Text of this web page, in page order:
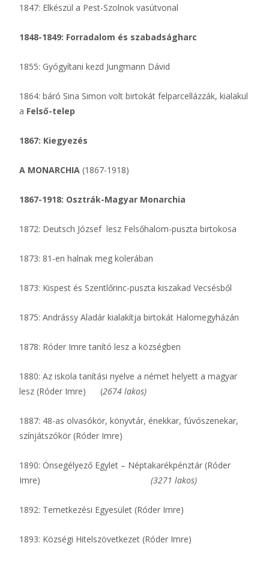
1847: Elkészül a Pest-Szolnok vasútvonal
1848-1849: Forradalom és szabadságharc
1855: Gyógyítani kezd Jungmann Dávid
1864: báró Sina Simon volt birtokát felparcellázzák, kialakul
a Felső-telep
1867: Kiegyezés
A MONARCHIA (1867-1918)
1867-1918: Osztrák-Magyar Monarchia
1872: Deutsch József lesz Felsőhalom-puszta birtokosa
1873: 81-en halnak meg kolerában
1873: Kispest és Szentlőrinc-puszta kiszakad Vecsésből
1875: Andrássy Aladár kialakítja birtokát Halomegyházán
1878: Róder Imre tanító lesz a községben
1880: Az iskola tanítási nyelve a német helyett a magyar
lesz (Róder Imre) (2674 lakos)
1887: 48-as olvasókör, könyvtár, énekkar, fúvószenekar,
színjátszókör (Róder Imre)
1890: Önsegélyező Egylet – Néptakarékpénztár (Róder
Imre) (3271 lakos)
1892: Temetkezési Egyesület (Róder Imre)
1893: Községi Hitelszövetkezet (Róder Imre)